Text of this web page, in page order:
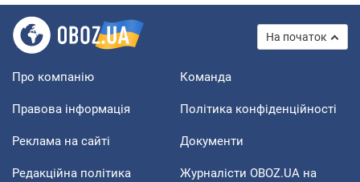
На початок
Про компанію Команда
Правова інформація Політика конфіденційності
Реклама на сайті Документи
Редакційна політика
Журналісти OBOZ.UA на